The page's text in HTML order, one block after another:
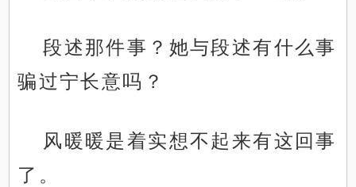
段述那件事？她与段述有什么事
骗过宁长意吗？
风暖暖是着实想不起来有这回事
了。